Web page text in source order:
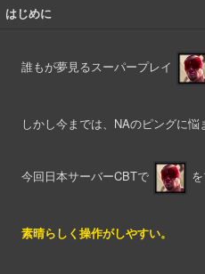
はじめに
誰もが夢見るスーパープレイ
しかし今までは、NAのピングに悩
今回日本サーバーCBTで
素晴らしく操作がしやすい。